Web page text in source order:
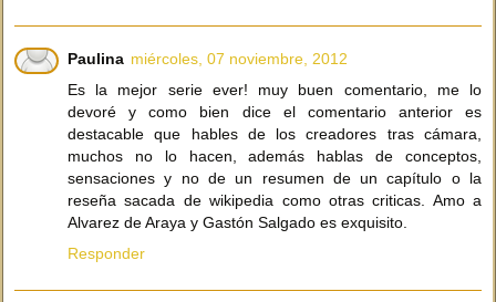
Paulina miércoles, 07 noviembre, 2012
Es la mejor serie ever! muy buen comentario, me lo
devoré y como bien dice el comentario anterior es
destacable que hables de los creadores tras cámara,
muchos no lo hacen, además hablas de conceptos,
sensaciones y no de un resumen de un capítulo o la
reseña sacada de wikipedia como otras criticas. Amo a
Alvarez de Araya y Gastón Salgado es exquisito.
Responder